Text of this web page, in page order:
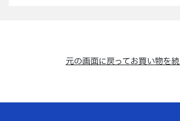
元の画面に戻ってお買い物を